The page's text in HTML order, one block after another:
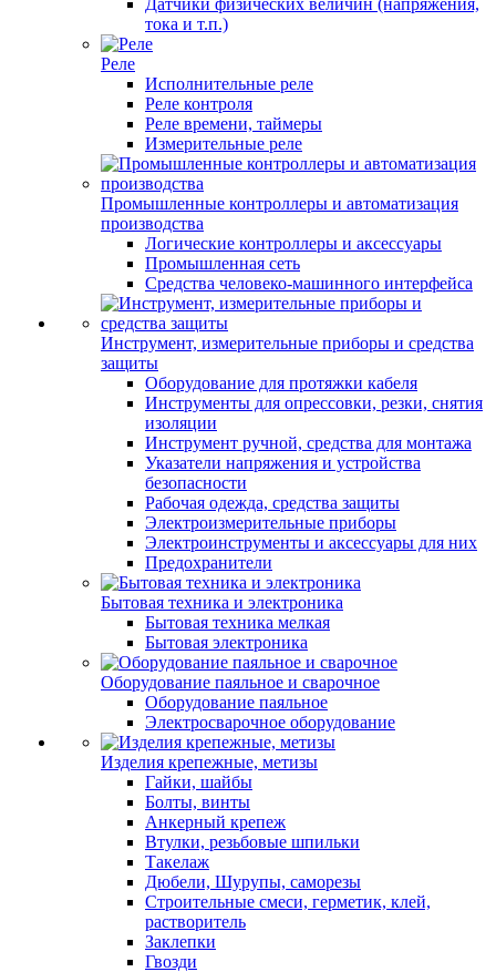
Датчики физических величин (напряжения,
тока и т.п.)
Реле
Исполнительные реле
Реле контроля
Реле времени, таймеры
Измерительные реле
Промышленные контроллеры и автоматизация
производства
Логические контроллеры и аксессуары
Промышленная сеть
Средства человеко-машинного интерфейса
Инструмент, измерительные приборы и средства
защиты
Оборудование для протяжки кабеля
Инструменты для опрессовки, резки, снятия
изоляции
Инструмент ручной, средства для монтажа
Указатели напряжения и устройства
безопасности
Рабочая одежда, средства защиты
Электроизмерительные приборы
Электроинструменты и аксессуары для них
Предохранители
Бытовая техника и электроника
Бытовая техника мелкая
Бытовая электроника
Оборудование паяльное и сварочное
Оборудование паяльное
Электросварочное оборудование
Изделия крепежные, метизы
Гайки, шайбы
Болты, винты
Анкерный крепеж
Втулки, резьбовые шпильки
Такелаж
Дюбели, Шурупы, саморезы
Строительные смеси, герметик, клей,
растворитель
Заклепки
Гвозди